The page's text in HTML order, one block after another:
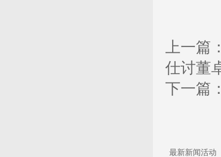
上一篇
仕讨董
下一篇
最新新闻活动